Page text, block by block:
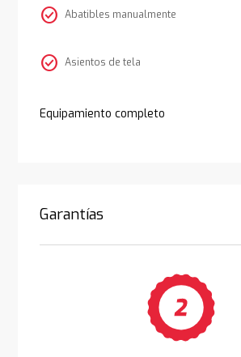
check_circle Abatibles manualmente
check_circle Asientos de tela
Equipamiento completo
Garantías